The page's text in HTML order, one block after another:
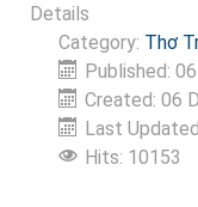
Details
Category: Thơ
Published:
Created: 06
Last
Hits: 10153